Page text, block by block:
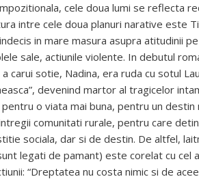
cele doua lumi se reflecta
intre cele doua planuri narative este
in mare masura asupra atitudinii
sale, actiunile violente. In debutul
carui sotie, Nadina, era ruda cu sotul
devenind martor al tragicelor
o viata mai buna, pentru un
comunitati rurale, pentru care
sociala, dar si de destin. De altfel,
legati de pamant) este corelat cu cel
“Dreptatea nu costa nimic si de